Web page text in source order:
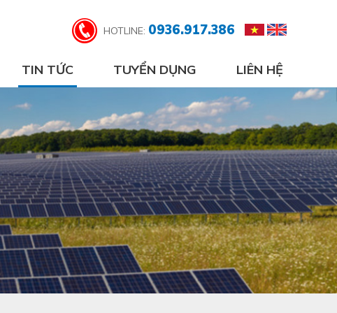
HOTLINE: 0936.917.386
TIN TỨC TUYỂN DỤNG LIÊN HỆ